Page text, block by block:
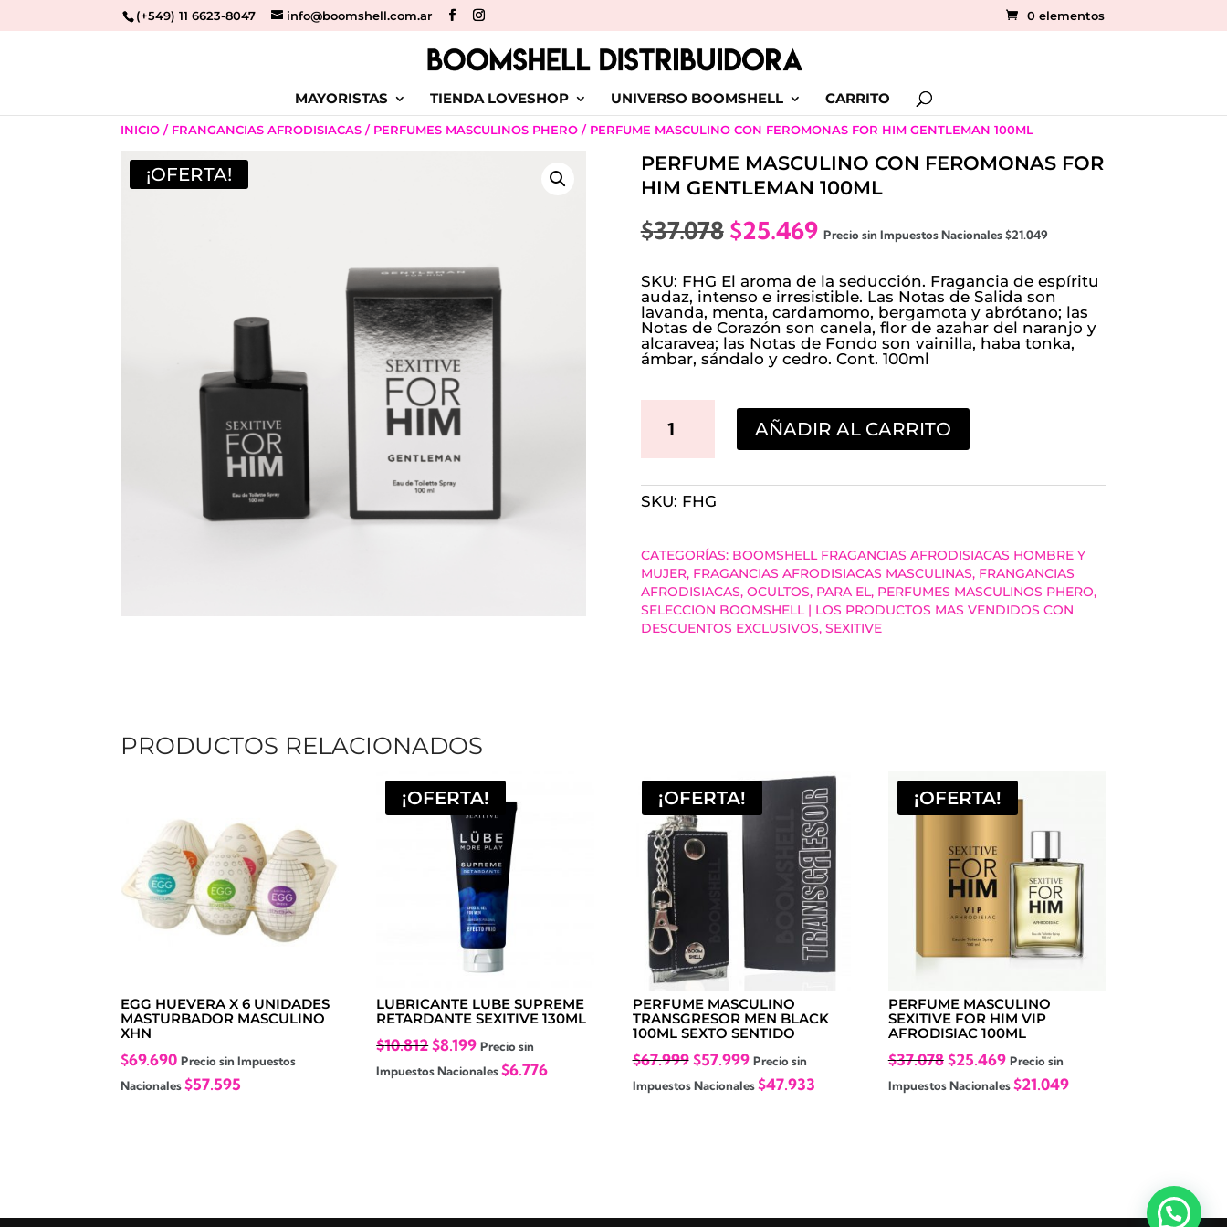
(+549) 11 6623-8047 info@boomshell.com.ar 0 elementos
MAYORISTAS TIENDA LOVESHOP UNIVERSO BOOMSHELL CARRITO
INICIO / FRANGANCIAS AFRODISIACAS / PERFUMES MASCULINOS PHERO / PERFUME MASCULINO CON FEROMONAS FOR HIM GENTLEMAN 100ML
¡OFERTA!
PERFUME MASCULINO CON FEROMONAS FOR
HIM GENTLEMAN 100ML
$37.078 El
original
era:
$37.078.
$25.469El
actual
es:
$25.469.
Precio sin Impuestos Nacionales$21.049
SKU: FHG El aroma de la seducción. Fragancia de espíritu
audaz, intenso e irresistible. Las Notas de Salida son
lavanda, menta, cardamomo, bergamota y abrótano; las
Notas de Corazón son canela, flor de azahar del naranjo y
alcaravea; las Notas de Fondo son vainilla, haba tonka,
ámbar, sándalo y cedro. Cont. 100ml
MASCULINO
FEROMONAS
FOR
HIM
GENTLEMAN
100ML
AÑADIR AL CARRITO
SKU: FHG
CATEGORÍAS: BOOMSHELL FRAGANCIAS AFRODISIACAS HOMBRE Y
MUJER, FRAGANCIAS AFRODISIACAS MASCULINAS, FRANGANCIAS
AFRODISIACAS, OCULTOS, PARA EL, PERFUMES MASCULINOS PHERO,
SELECCION BOOMSHELL | LOS PRODUCTOS MAS VENDIDOS CON
DESCUENTOS EXCLUSIVOS, SEXITIVE
PRODUCTOS RELACIONADOS
EGG HUEVERA X 6 UNIDADES
MASTURBADOR MASCULINO
XHN
$69.690 Precio sin Impuestos
Nacionales$57.595
¡OFERTA!
LUBRICANTE LUBE SUPREME
RETARDANTE SEXITIVE 130ML
$10.812El
precio
$8.199El
precio
Precio sin
Impuestos Nacionales$6.776
¡OFERTA!
PERFUME MASCULINO
TRANSGRESOR MEN BLACK
100ML SEXTO SENTIDO
$67.999 El
precio
$57.999El
precio
Precio sin
Impuestos Nacionales$47.933
¡OFERTA!
PERFUME MASCULINO
SEXITIVE FOR HIM VIP
AFRODISIAC 100ML
$37.078 El
precio
$25.469El
precio
Precio sin
Impuestos Nacionales$21.049